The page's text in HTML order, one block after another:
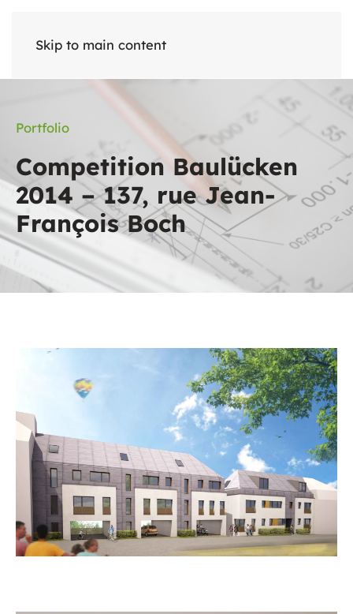
Skip to main content
Portfolio
Competition Baulücken
2014 – 137, rue Jean-
François Boch